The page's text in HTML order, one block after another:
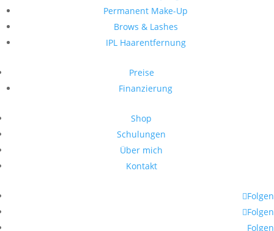
Permanent Make-Up
Brows & Lashes
IPL Haarentfernung
Preise
Finanzierung
Shop
Schulungen
Über mich
Kontakt
Folgen
Folgen
Folgen